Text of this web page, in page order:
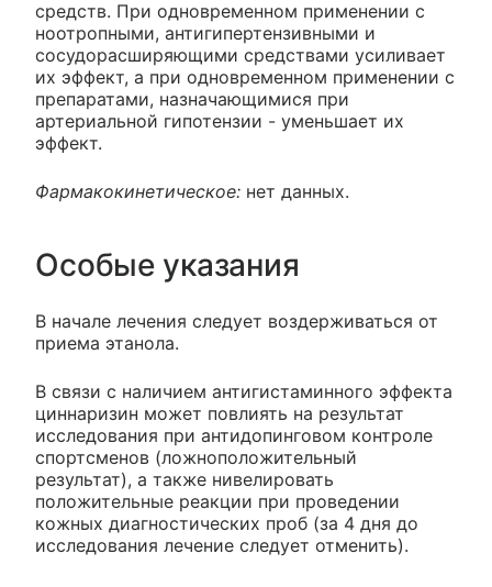
средств. При одновременном применении с
ноотропными, антигипертензивными и
сосудорасширяющими средствами усиливает
их эффект, а при одновременном применении с
препаратами, назначающимися при
артериальной гипотензии - уменьшает их
эффект.
Фармакокинетическое: нет данных.
Особые указания
В начале лечения следует воздерживаться от
приема этанола.
В связи с наличием антигистаминного эффекта
циннаризин может повлиять на результат
исследования при антидопинговом контроле
спортсменов (ложноположительный
результат), а также нивелировать
положительные реакции при проведении
кожных диагностических проб (за 4 дня до
исследования лечение следует отменить).